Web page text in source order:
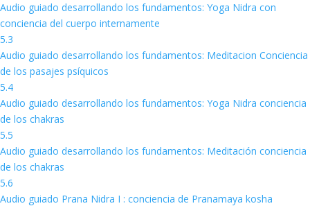
Audio guiado desarrollando los fundamentos: Yoga Nidra con
conciencia del cuerpo internamente
5.3
Audio guiado desarrollando los fundamentos: Meditacion Conciencia
de los pasajes psíquicos
5.4
Audio guiado desarrollando los fundamentos: Yoga Nidra conciencia
de los chakras
5.5
Audio guiado desarrollando los fundamentos: Meditación conciencia
de los chakras
5.6
Audio guiado Prana Nidra I : conciencia de Pranamaya kosha